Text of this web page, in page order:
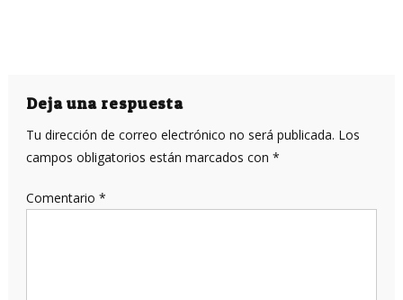
Deja una respuesta
Tu dirección de correo electrónico no será publicada. Los
campos obligatorios están marcados con *
Comentario *